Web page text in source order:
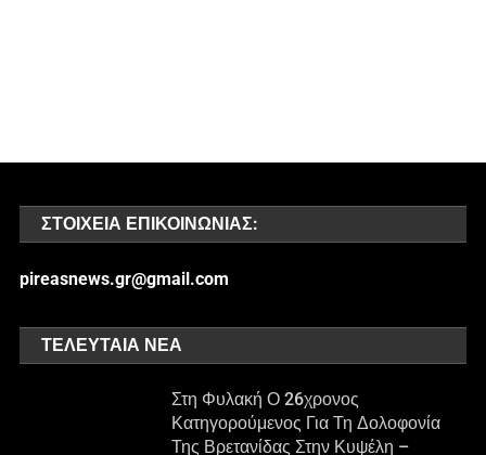
ΣΤΟΙΧΕΊΑ ΕΠΙΚΟΙΝΩΝΊΑΣ:
pireasnews.gr@gmail.com
ΤΕΛΕΥΤΑΊΑ ΝΈΑ
Στη Φυλακή Ο 26χρονος
Κατηγορούμενος Για Τη Δολοφονία
Της Βρετανίδας Στην Κυψέλη –